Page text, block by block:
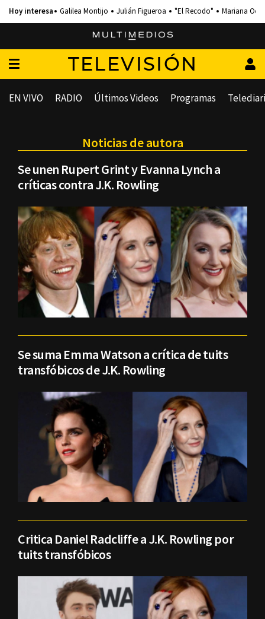
Galilea Montijo Julián Figueroa "El Recodo" Mariana
TELEVISIÓN
EN VIVO RADIO Últimos Videos Programas
Noticias de autora
Se unen Rupert Grint y Evanna Lynch a
críticas contra J.K. Rowling
Se suma Emma Watson a crítica de tuits
transfóbicos de J.K. Rowling
Critica Daniel Radcliffe a J.K. Rowling por
tuits transfóbicos